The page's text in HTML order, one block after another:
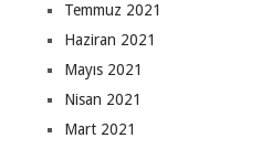
Temmuz 2021
Haziran 2021
Mayıs 2021
Nisan 2021
Mart 2021